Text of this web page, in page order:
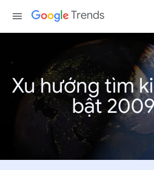
Trends
Xu hướng tìm
bật